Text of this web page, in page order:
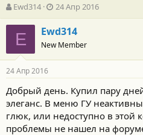
А
в
т
т
е
м
ы
Ewd314
Д
а
т
а
н
а
а
л
а
24 Апр 2016
E Ewd314
New Member
24 Апр 2016
Добрый день. Купил пару
элеганс. В меню ГУ
глюк, или недоступно в этой
проблемы не нашел на